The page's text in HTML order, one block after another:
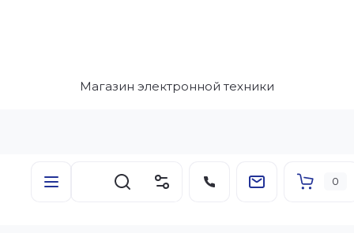
Магазин электронной техники
0